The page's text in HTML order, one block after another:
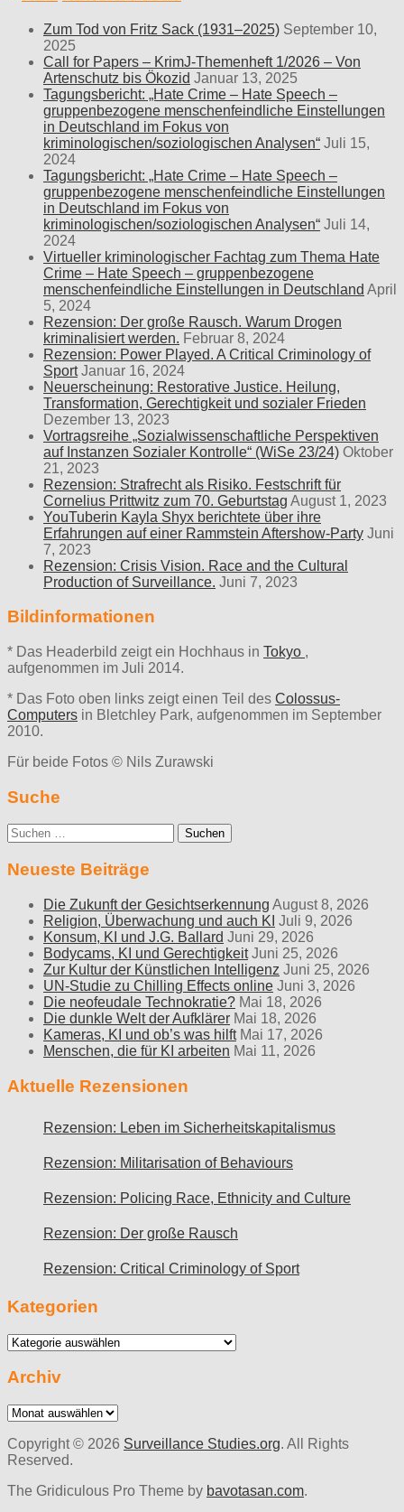
Zum Tod von Fritz Sack (1931–2025) September 10,
2025
Call for Papers – KrimJ-Themenheft 1/2026 – Von
Artenschutz bis Ökozid Januar 13, 2025
Tagungsbericht: „Hate Crime – Hate Speech –
gruppenbezogene menschenfeindliche Einstellungen
in Deutschland im Fokus von
kriminologischen/soziologischen Analysen“ Juli 15,
2024
Tagungsbericht: „Hate Crime – Hate Speech –
gruppenbezogene menschenfeindliche Einstellungen
in Deutschland im Fokus von
kriminologischen/soziologischen Analysen“ Juli 14,
2024
Virtueller kriminologischer Fachtag zum Thema Hate
Crime – Hate Speech – gruppenbezogene
menschenfeindliche Einstellungen in Deutschland April
5, 2024
Rezension: Der große Rausch. Warum Drogen
kriminalisiert werden. Februar 8, 2024
Rezension: Power Played. A Critical Criminology of
Sport Januar 16, 2024
Neuerscheinung: Restorative Justice. Heilung,
Transformation, Gerechtigkeit und sozialer Frieden
Dezember 13, 2023
Vortragsreihe „Sozialwissenschaftliche Perspektiven
auf Instanzen Sozialer Kontrolle“ (WiSe 23/24) Oktober
21, 2023
Rezension: Strafrecht als Risiko. Festschrift für
Cornelius Prittwitz zum 70. Geburtstag August 1, 2023
YouTuberin Kayla Shyx berichtete über ihre
Erfahrungen auf einer Rammstein Aftershow-Party Juni
7, 2023
Rezension: Crisis Vision. Race and the Cultural
Production of Surveillance. Juni 7, 2023
Bildinformationen
* Das Headerbild zeigt ein Hochhaus in Tokyo ,
aufgenommen im Juli 2014.
* Das Foto oben links zeigt einen Teil des Colossus-
Computers in Bletchley Park, aufgenommen im September
2010.
Für beide Fotos © Nils Zurawski
Suche
Suche
nach:
Neueste Beiträge
Die Zukunft der Gesichtserkennung August 8, 2026
Religion, Überwachung und auch KI Juli 9, 2026
Konsum, KI und J.G. Ballard Juni 29, 2026
Bodycams, KI und Gerechtigkeit Juni 25, 2026
Zur Kultur der Künstlichen Intelligenz Juni 25, 2026
UN-Studie zu Chilling Effects online Juni 3, 2026
Die neofeudale Technokratie? Mai 18, 2026
Die dunkle Welt der Aufklärer Mai 18, 2026
Kameras, KI und ob’s was hilft Mai 17, 2026
Menschen, die für KI arbeiten Mai 11, 2026
Aktuelle Rezensionen
Rezension: Leben im Sicherheitskapitalismus
Rezension: Militarisation of Behaviours
Rezension: Policing Race, Ethnicity and Culture
Rezension: Der große Rausch
Rezension: Critical Criminology of Sport
Kategorien
Kategorien
Archiv
Archiv
Copyright © 2026 Surveillance Studies.org. All Rights
Reserved.
The Gridiculous Pro Theme by bavotasan.com.